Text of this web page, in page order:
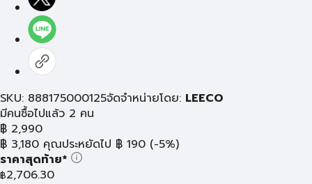
SKU: 888175000125จัดจำหน่ายโดย: LEECO
มีคนซื้อไปแล้ว 2 คน
฿ 2,990
฿ 3,180 คุณประหยัดไป ฿ 190 (-5%)
ราคาสุดท้าย*
฿2,706.30